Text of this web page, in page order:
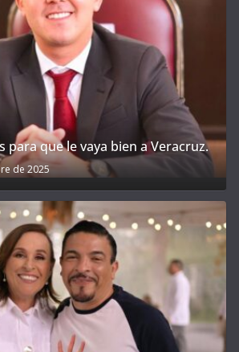
para que le vaya bien a Veracruz.
de 2025